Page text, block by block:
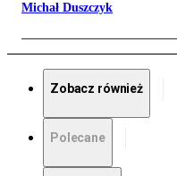
Michał Duszczyk
Zobacz również
Polecane